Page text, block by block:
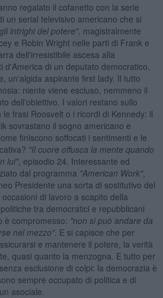
regalato il cofanetto con la serie
un serial televisivo americano che si
intrighi del potere", magistralmente
e Robin Wright nelle parti di Frank e
dell'irresistibile ascesa alla
d'America di un deputato democratico,
un'algida aspirante first lady. Il tutto
niente viene escluso, nemmeno il
dell'obiettivo. I valori restano sullo
frasi Roosvelt o i ricordi di Kennedy: il
sovrastano il sogno americano e
finiscono soffocati i sentimenti e le
"Il cuore offusca la mente quando
lui", episodio 24. Interessante ed
dal programma "American Work",
Presidente una sorta di sostitutivo del
di lavoro a scapito della
tra democratici e repubblicani
è compromesso: "non si può andare da
nel mezzo". E si capisce che per
e mantenere il potere, la verità
quasi quanto la menzogna. E tutto per
esclusione di colpi: la democrazia è
sempre occupato di politica e di
asociale.